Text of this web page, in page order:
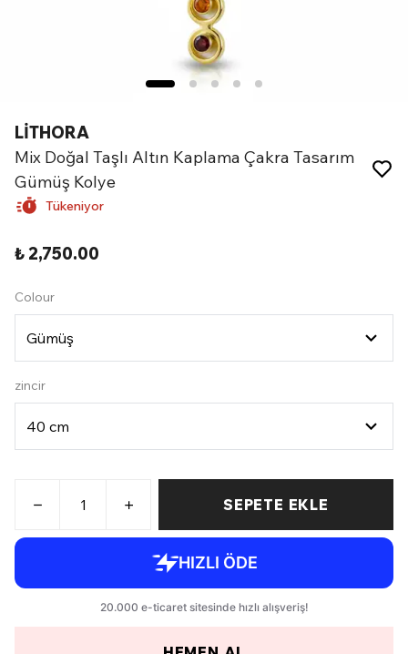
LİTHORA
Mix Doğal Taşlı Altın Kaplama Çakra Tasarım
Gümüş Kolye
Tükeniyor
₺ 2,750.00
Colour
zincir
SEPETE EKLE